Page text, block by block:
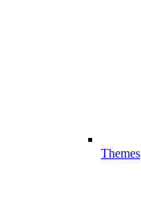
Themes